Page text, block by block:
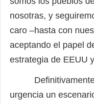
nosotras, y
caro –hasta con
aceptando el papel
estrategia de EEUU
Definitivamente,
urgencia un